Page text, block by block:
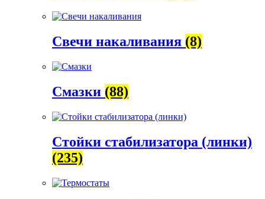
Свечи накаливания (8)
Смазки (88)
Стойки стабилизатора (линки)
(235)